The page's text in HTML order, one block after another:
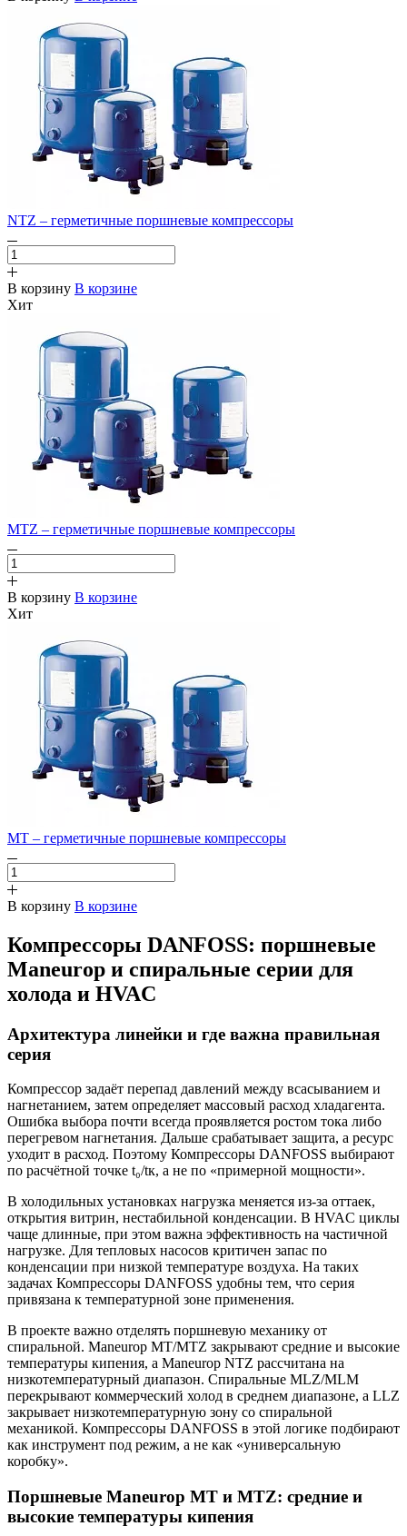
NTZ – герметичные поршневые компрессоры
В корзину В корзине
Хит
MTZ – герметичные поршневые компрессоры
В корзину В корзине
Хит
MT – герметичные поршневые компрессоры
В корзину В корзине
Компрессоры DANFOSS: поршневые
Maneurop и спиральные серии для
холода и HVAC
Архитектура линейки и где важна правильная
серия
Компрессор задаёт перепад давлений между всасыванием и
нагнетанием, затем определяет массовый расход хладагента.
Ошибка выбора почти всегда проявляется ростом тока либо
перегревом нагнетания. Дальше срабатывает защита, а ресурс
уходит в расход. Поэтому Компрессоры DANFOSS выбирают
по расчётной точке t₀/tк, а не по «примерной мощности».
В холодильных установках нагрузка меняется из-за оттаек,
открытия витрин, нестабильной конденсации. В HVAC циклы
чаще длинные, при этом важна эффективность на частичной
нагрузке. Для тепловых насосов критичен запас по
конденсации при низкой температуре воздуха. На таких
задачах Компрессоры DANFOSS удобны тем, что серия
привязана к температурной зоне применения.
В проекте важно отделять поршневую механику от
спиральной. Maneurop MT/MTZ закрывают средние и высокие
температуры кипения, а Maneurop NTZ рассчитана на
низкотемпературный диапазон. Спиральные MLZ/MLM
перекрывают коммерческий холод в среднем диапазоне, а LLZ
закрывает низкотемпературную зону со спиральной
механикой. Компрессоры DANFOSS в этой логике подбирают
как инструмент под режим, а не как «универсальную
коробку».
Поршневые Maneurop MT и MTZ: средние и
высокие температуры кипения